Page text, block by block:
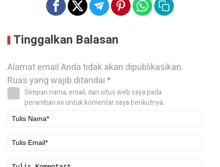
Tinggalkan Balasan
Alamat email Anda tidak akan dipublikasikan.
Ruas yang wajib ditandai*
Simpan nama, email, dan situs web saya pada
peramban ini untuk komentar saya berikutnya.